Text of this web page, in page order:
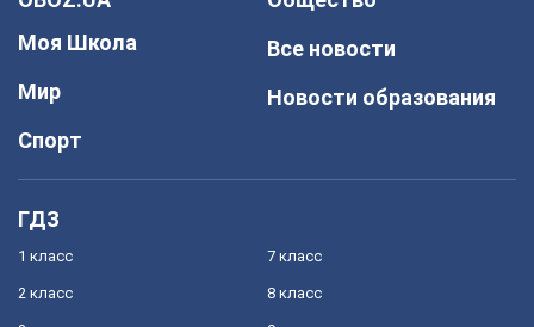
Моя Школа
Мир
Спорт
Все новости
Новости образования
ГДЗ
1 класс
2 класс
7 класс
8 класс